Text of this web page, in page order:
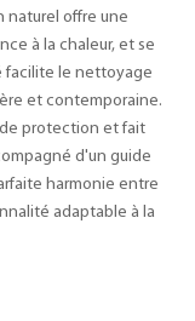
naturel offre une
à la chaleur, et se
facilite le nettoyage
et contemporaine.
protection et fait
d'un guide
harmonie entre
adaptable à la